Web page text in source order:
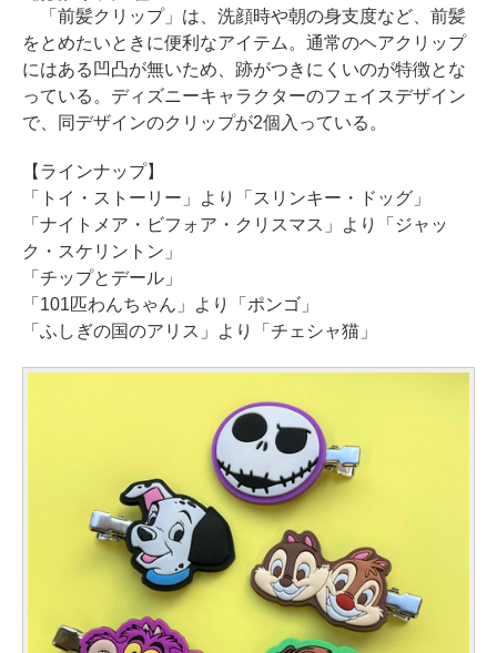
「前髪クリップ」は、洗顔時や朝の身支度など、前髪
をとめたいときに便利なアイテム。通常のヘアクリップ
にはある凹凸が無いため、跡がつきにくいのが特徴とな
っている。ディズニーキャラクターのフェイスデザイン
で、同デザインのクリップが2個入っている。
【ラインナップ】
「トイ・ストーリー」より「スリンキー・ドッグ」
「ナイトメア・ビフォア・クリスマス」より「ジャッ
ク・スケリントン」
「チップとデール」
「101匹わんちゃん」より「ポンゴ」
「ふしぎの国のアリス」より「チェシャ猫」